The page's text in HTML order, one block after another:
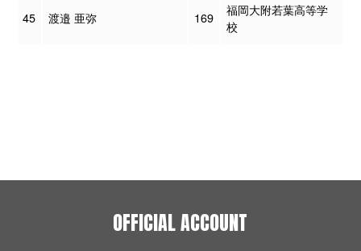
45 渡邉 亜弥 169
福岡大附若葉高等学
校
OFFICIAL ACCOUNT